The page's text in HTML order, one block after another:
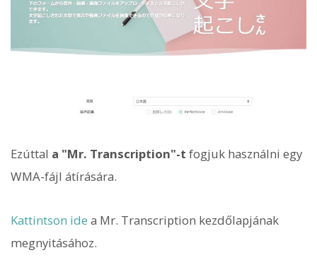
Ezúttal a "Mr. Transcription"-t fogjuk használni egy
WMA-fájl átírására.
Kattintson ide a Mr. Transcription kezdőlapjának
megnyitásához.